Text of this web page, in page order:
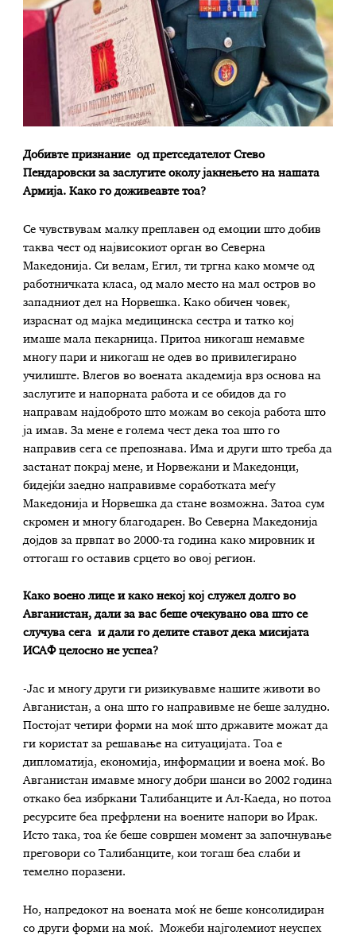
Добивте признание од претседателот Стево
Пендаровски за заслугите околу јакнењето на нашата
Армија. Како го доживеавте тоа?
Се чувствувам малку преплавен од емоции што добив
таква чест од највисокиот орган во Северна
Македонија. Си велам, Егил, ти тргна како момче од
работничката класа, од мало место на мал остров во
западниот дел на Норвешка. Како обичен човек,
израснат од мајка медицинска сестра и татко кој
имаше мала пекарница. Притоа никогаш немавме
многу пари и никогаш не одев во привилегирано
училиште. Влегов во воената академија врз основа на
заслугите и напорната работа и се обидов да го
направам најдоброто што можам во секоја работа што
ја имав. За мене е голема чест дека тоа што го
направив сега се препознава. Има и други што треба да
застанат покрај мене, и Норвежани и Македонци,
бидејќи заедно направивме соработката меѓу
Македонија и Норвешка да стане возможна. Затоа сум
скромен и многу благодарен. Во Северна Македонија
дојдов за првпат во 2000-та година како мировник и
оттогаш го оставив срцето во овој регион.
Како воено лице и како некој кој служел долго во
Авганистан, дали за вас беше очекувано ова што се
случува сега и дали го делите ставот дека мисијата
ИСАФ целосно не успеа?
-Јас и многу други ги ризикувавме нашите животи во
Авганистан, а она што го направивме не беше залудно.
Постојат четири форми на моќ што државите можат да
ги користат за решавање на ситуацијата. Тоа е
дипломатија, економија, информации и воена моќ. Во
Авганистан имавме многу добри шанси во 2002 година
откако беа избркани Талибанците и Ал-Каеда, но потоа
ресурсите беа префрлени на воените напори во Ирак.
Исто така, тоа ќе беше совршен момент за започнување
преговори со Талибанците, кои тогаш беа слаби и
темелно поразени.
Но, напредокот на воената моќ не беше консолидиран
со други форми на моќ. Можеби најголемиот неуспех